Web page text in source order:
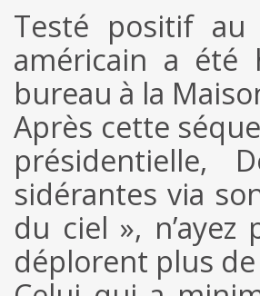
Testé positif
américain a été
bureau à la
Après cette
présidentielle,
sidérantes via
du ciel »,
déplorent plus